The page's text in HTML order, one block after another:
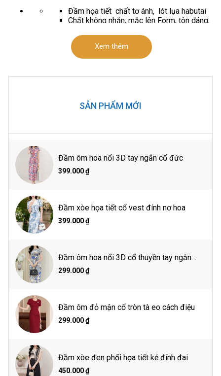
SẢN PHẨM MỚI
Đầm ôm hoa nổi 3D tay ngắn cổ đức
399.000 ₫
Đầm xòe họa tiết cổ vest đính nơ hoa
399.000 ₫
Đầm ôm hoa nổi 3D cổ thuyền tay ngắn
đính hoa eo
299.000 ₫
Đầm ôm đỏ mận cổ tròn tà eo cách điệu
299.000 ₫
Đầm xòe đen phối họa tiết kẻ đính đai
450.000 ₫
Đầm họa tiết chất tơ ánh, lót lụa habutai
Chất không nhăn, mặc lên Form, tôn dáng,
Thế mạnh sản phẩm
Dài 105-111 từ size S đến XL
Thông số sản phẩm
(Vai)*(Ngực)*(Eo) cm
Size L: 39*92*76
Size XL: 40*96*80
Chiều cao 1m65
Cân nặng: 48kg
Mặc size S
Hướng dẫn giặt là
Giặt nước lạnh
Giặt với sản phẩm cùng màu
Xem thêm